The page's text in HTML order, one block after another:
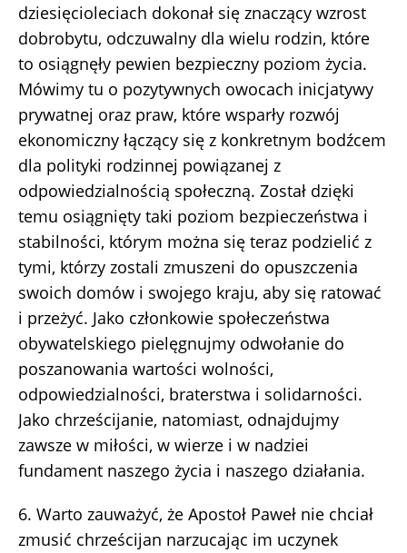
dziesięcioleciach dokonał się znaczący wzrost
dobrobytu, odczuwalny dla wielu rodzin, które
to osiągnęły pewien bezpieczny poziom życia.
Mówimy tu o pozytywnych owocach inicjatywy
prywatnej oraz praw, które wsparły rozwój
ekonomiczny łączący się z konkretnym bodźcem
dla polityki rodzinnej powiązanej z
odpowiedzialnością społeczną. Został dzięki
temu osiągnięty taki poziom bezpieczeństwa i
stabilności, którym można się teraz podzielić z
tymi, którzy zostali zmuszeni do opuszczenia
swoich domów i swojego kraju, aby się ratować
i przeżyć. Jako członkowie społeczeństwa
obywatelskiego pielęgnujmy odwołanie do
poszanowania wartości wolności,
odpowiedzialności, braterstwa i solidarności.
Jako chrześcijanie, natomiast, odnajdujmy
zawsze w miłości, w wierze i w nadziei
fundament naszego życia i naszego działania.
6. Warto zauważyć, że Apostoł Paweł nie chciał
zmusić chrześcijan narzucając im uczynek